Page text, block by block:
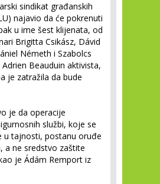
sindikat građanskih
najavio da će pokrenuti
u ime šest klijenata, od
Brigitta Csikász, Dávid
Németh i Szabolcs
Beauduin aktivista,
je zatražila da bude
je da operacije
službi, koje se
u tajnosti, postanu oruđe
a ne sredstvo zaštite
je Ádám Remport iz